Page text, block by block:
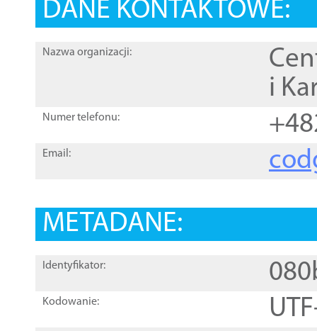
DANE KONTAKTOWE:
Nazwa organizacji:
i
Numer telefonu:
Email:
METADANE:
Identyfikator:
Kodowanie: